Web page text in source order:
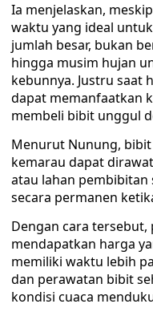
Ia menjelaskan,
waktu yang ideal
jumlah besar, bukan
hingga musim hujan
kebunnya. Justru saat
dapat memanfaatkan
membeli bibit unggul
Menurut Nunung,
kemarau dapat
atau lahan pembibitan
secara permanen
Dengan cara tersebut,
mendapatkan harga
memiliki waktu lebih
dan perawatan bibit
kondisi cuaca